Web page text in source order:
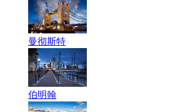
曼彻斯特
伯明翰